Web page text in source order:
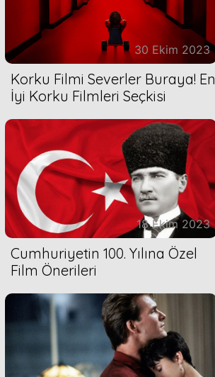
30 Ekim 2023
Korku Filmi Severler Buraya! En
İyi Korku Filmleri Seçkisi
18 Ekim 2023
Cumhuriyetin 100. Yılına Özel
Film Önerileri